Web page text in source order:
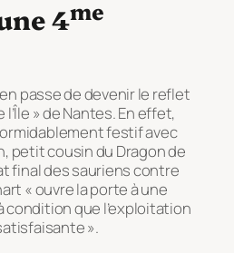
4me
passe de devenir le reflet
» de Nantes. En effet,
festif avec
petit cousin du Dragon de
final des sauriens contre
« ouvre la porte à une
condition que l’exploitation
».